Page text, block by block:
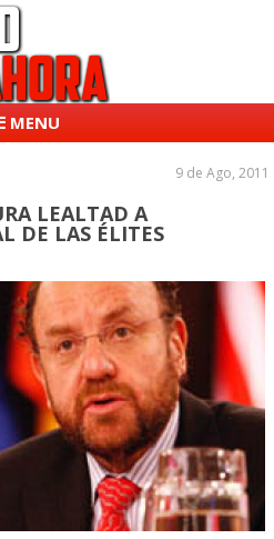
MENU
9 de Ago, 2011
LEALTAD A
DE LAS ÉLITES